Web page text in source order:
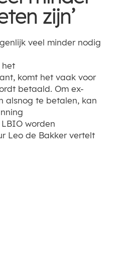
zijn’
het
komt het vaak voor
betaald. Om ex-
alsnog te betalen, kan
worden
Leo de Bakker vertelt